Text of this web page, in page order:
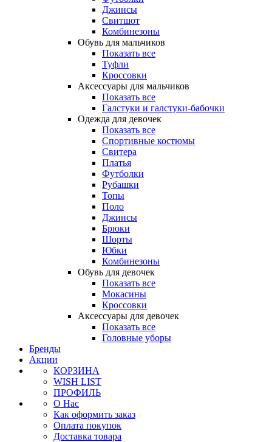
Джинсы
Свитшот
Комбинезоны
Обувь для мальчиков
Показать все
Туфли
Кроссовки
Аксессуары для мальчиков
Показать все
Галстуки и галстуки-бабочки
Одежда для девочек
Показать все
Спортивные костюмы
Свитера
Платья
Футболки
Рубашки
Топы
Поло
Джинсы
Брюки
Шорты
Юбки
Комбинезоны
Обувь для девочек
Показать все
Мокасины
Кроссовки
Аксессуары для девочек
Показать все
Головные уборы
Бренды
Акции
КОРЗИНА
WISH LIST
ПРОФИЛЬ
О Нас
Как оформить заказ
Оплата покупок
Доставка товара